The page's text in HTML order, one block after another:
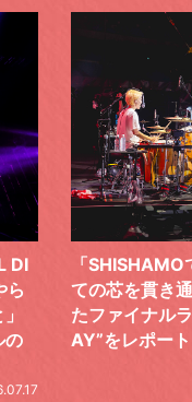
DI
ら
の
「
ての芯を貫き
たファイナル
AY”をレポート